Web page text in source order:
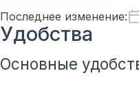
Последнее изменение:
Удобства
Основные